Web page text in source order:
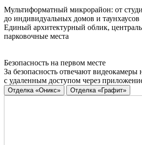
Мультиформатный микрорайон: от
до индивидуальных домов и таунхаусов
Единый архитектурный облик,
парковочные места
Безопасность на первом месте
За безопасность отвечают видеокамеры
с удаленным доступом через
Отделка «Оникс» Отделка «Графит»